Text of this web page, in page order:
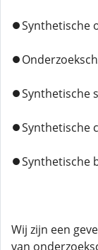
⏺️Synthetische
⏺️Synthetische
⏺️Synthetische
⏺️Synthetische
Wij zijn een
van